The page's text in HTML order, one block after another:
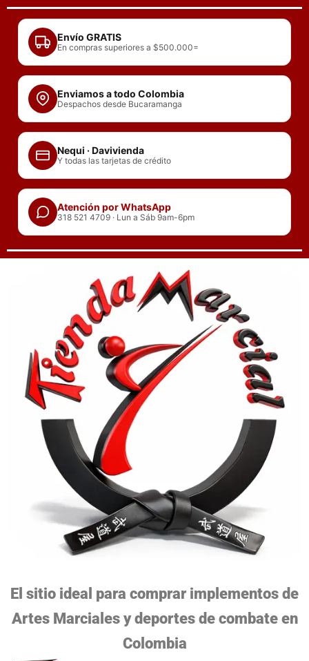
contenido
Envío GRATIS
En compras superiores a $500.000=
Enviamos a todo Colombia
Despachos desde Bucaramanga
Nequi · Davivienda
Y todas las tarjetas de crédito
Atención por WhatsApp
318 521 4709 · Lun a Sáb 9am-6pm
El sitio ideal para comprar implementos de
Artes Marciales y deportes de combate en
Colombia